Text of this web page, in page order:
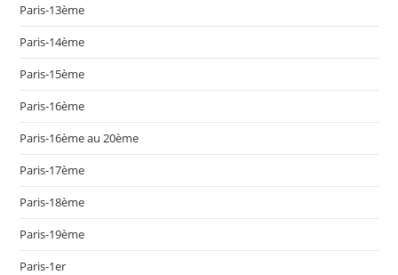
Paris-13ème
Paris-14ème
Paris-15ème
Paris-16ème
Paris-16ème au 20ème
Paris-17ème
Paris-18ème
Paris-19ème
Paris-1er